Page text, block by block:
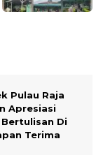
Pulau Raja
Apresiasi
Di
Terima